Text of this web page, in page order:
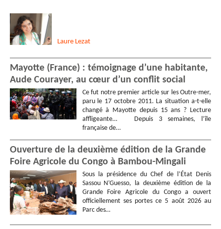
Laure Lezat
Mayotte (France) : témoignage d’une habitante,
Aude Courayer, au cœur d’un conflit social
Ce fut notre premier article sur les Outre-mer,
paru le 17 octobre 2011. La situation a-t-elle
changé à Mayotte depuis 15 ans ? Lecture
affligeante… Depuis 3 semaines, l’île
française de…
Ouverture de la deuxième édition de la Grande
Foire Agricole du Congo à Bambou-Mingali
Sous la présidence du Chef de l’État Denis
Sassou N’Guesso, la deuxième édition de la
Grande Foire Agricole du Congo a ouvert
officiellement ses portes ce 5 août 2026 au
Parc des…